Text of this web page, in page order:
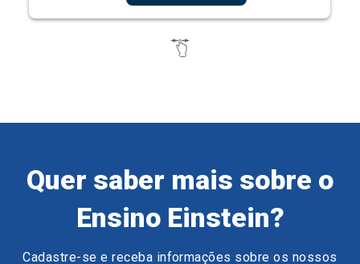
Quer saber mais sobre o
Ensino Einstein?
Cadastre-se e receba informações sobre os nossos